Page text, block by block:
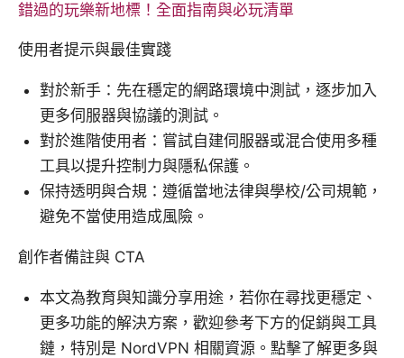
錯過的玩樂新地標！全面指南與必玩清單
使用者提示與最佳實踐
對於新手：先在穩定的網路環境中測試，逐步加入
更多伺服器與協議的測試。
對於進階使用者：嘗試自建伺服器或混合使用多種
工具以提升控制力與隱私保護。
保持透明與合規：遵循當地法律與學校/公司規範，
避免不當使用造成風險。
創作者備註與 CTA
本文為教育與知識分享用途，若你在尋找更穩定、
更多功能的解決方案，歡迎參考下方的促銷與工具
鏈，特別是 NordVPN 相關資源。點擊了解更多與